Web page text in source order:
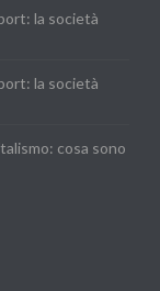
la società
la società
cosa sono